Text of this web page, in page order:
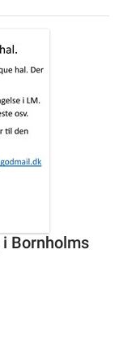
Bornholms